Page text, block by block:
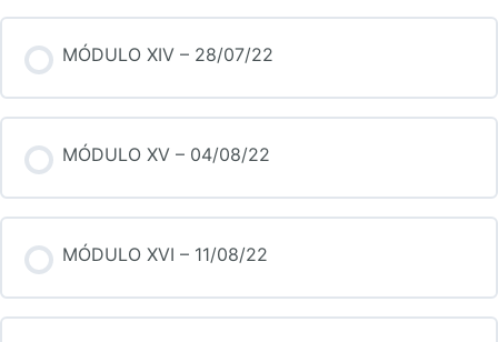
MÓDULO XIV – 28/07/22
MÓDULO XV – 04/08/22
MÓDULO XVI – 11/08/22